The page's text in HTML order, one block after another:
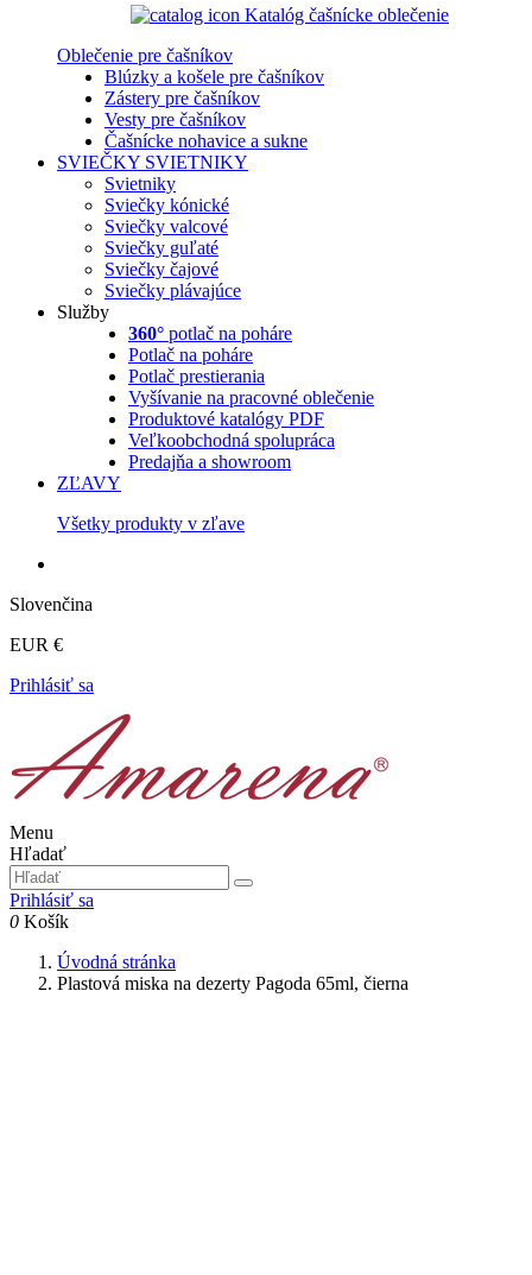
Katalóg čašnícke oblečenie
Oblečenie pre čašníkov
Blúzky a košele pre čašníkov
Zástery pre čašníkov
Vesty pre čašníkov
Čašnícke nohavice a sukne
SVIEČKY SVIETNIKY
Svietniky
Sviečky kónické
Sviečky valcové
Sviečky guľaté
Sviečky čajové
Sviečky plávajúce
Služby
360° potlač na poháre
Potlač na poháre
Potlač prestierania
Vyšívanie na pracovné oblečenie
Produktové katalógy PDF
Veľkoobchodná spolupráca
Predajňa a showroom
ZĽAVY
Všetky produkty v zľave
Slovenčina
EUR €
Prihlásiť sa
Menu
Hľadať
Prihlásiť sa
0 Košík
Úvodná stránka
Plastová miska na dezerty Pagoda 65ml, čierna